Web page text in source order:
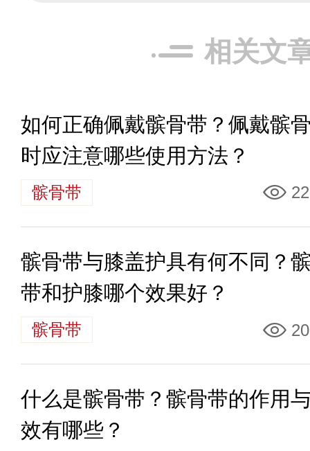
相关文
如何正确佩戴髌骨带？佩戴髌
时应注意哪些使用方法？
髌骨带
髌骨带与膝盖护具有何不同？
带和护膝哪个效果好？
髌骨带
什么是髌骨带？髌骨带的作用
效有哪些？